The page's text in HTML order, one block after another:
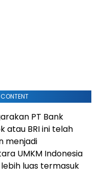
PT Bank
atau BRI ini telah
menjadi
UMKM Indonesia
luas termasuk